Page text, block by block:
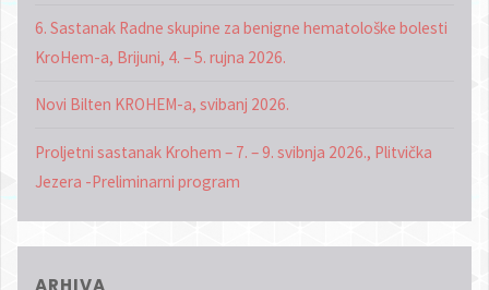
6. Sastanak Radne skupine za benigne hematološke bolesti
KroHem-a, Brijuni, 4. – 5. rujna 2026.
Novi Bilten KROHEM-a, svibanj 2026.
Proljetni sastanak Krohem – 7. – 9. svibnja 2026., Plitvička
Jezera -Preliminarni program
ARHIVA